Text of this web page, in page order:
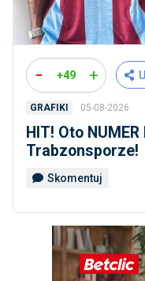
- +49 +
GRAFIKI 05-08-2026
HIT! Oto
Trabzonsporze!
Skomentuj